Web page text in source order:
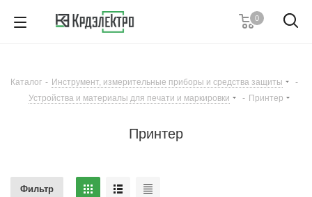
0
Заказать звонок
Каталог - Инструмент, измерительные приборы и средства защиты
-
Устройства и материалы для печати и маркировки
- Принтер
Принтер
Фильтр
клиент?